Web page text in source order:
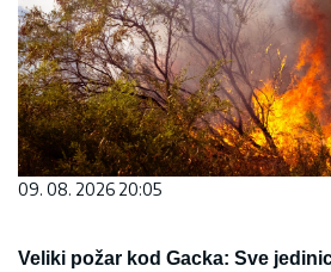
09. 08. 2026 20:05
Veliki požar kod Gacka: Sve